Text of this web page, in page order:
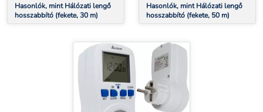
Hasonlók, mint Hálózati lengő
hosszabbító (fekete, 30 m)
Hasonlók, mint Hálózati lengő
hosszabbító (fekete, 50 m)